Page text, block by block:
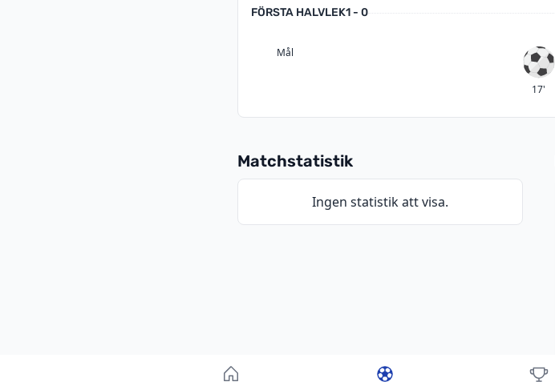
FÖRSTA HALVLEK1 - 0
Mål
Mål
17'
Matchstatistik
Ingen statistik att visa.